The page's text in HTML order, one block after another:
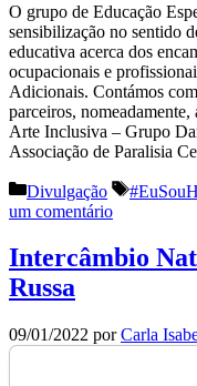
O grupo de Educação
sensibilização no sentido
educativa acerca dos
ocupacionais e
Adicionais. Contámos
parceiros,
Arte Inclusiva – Grupo
Associação de Paralisia
Categorias
Divulgação Etiquetas
um comentário
Intercâmbio
Russa
09/01/2022 porCarla